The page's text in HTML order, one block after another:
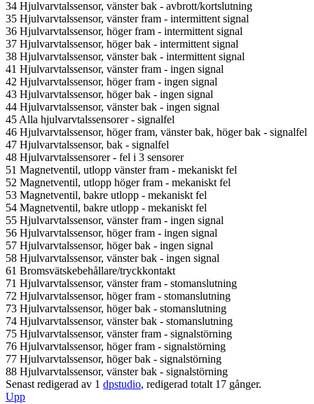
34 Hjulvarvtalssensor, vänster bak - avbrott/kortslutning
35 Hjulvarvtalssensor, vänster fram - intermittent signal
36 Hjulvarvtalssensor, höger fram - intermittent signal
37 Hjulvarvtalssensor, höger bak - intermittent signal
38 Hjulvarvtalssensor, vänster bak - intermittent signal
41 Hjulvarvtalssensor, vänster fram - ingen signal
42 Hjulvarvtalssensor, höger fram - ingen signal
43 Hjulvarvtalssensor, höger bak - ingen signal
44 Hjulvarvtalssensor, vänster bak - ingen signal
45 Alla hjulvarvtalssensorer - signalfel
46 Hjulvarvtalssensor, höger fram, vänster bak, höger bak - signalfel
47 Hjulvarvtalssensor, bak - signalfel
48 Hjulvarvtalssensorer - fel i 3 sensorer
51 Magnetventil, utlopp vänster fram - mekaniskt fel
52 Magnetventil, utlopp höger fram - mekaniskt fel
53 Magnetventil, bakre utlopp - mekaniskt fel
54 Magnetventil, bakre utlopp - mekaniskt fel
55 Hjulvarvtalssensor, vänster fram - ingen signal
56 Hjulvarvtalssensor, höger fram - ingen signal
57 Hjulvarvtalssensor, höger bak - ingen signal
58 Hjulvarvtalssensor, vänster bak - ingen signal
61 Bromsvätskebehållare/tryckkontakt
71 Hjulvarvtalssensor, vänster fram - stomanslutning
72 Hjulvarvtalssensor, höger fram - stomanslutning
73 Hjulvarvtalssensor, höger bak - stomanslutning
74 Hjulvarvtalssensor, vänster bak - stomanslutning
75 Hjulvarvtalssensor, vänster fram - signalstörning
76 Hjulvarvtalssensor, höger fram - signalstörning
77 Hjulvarvtalssensor, höger bak - signalstörning
88 Hjulvarvtalssensor, vänster bak - signalstörning
Senast redigerad av 1 dpstudio, redigerad totalt 17 gånger.
Upp